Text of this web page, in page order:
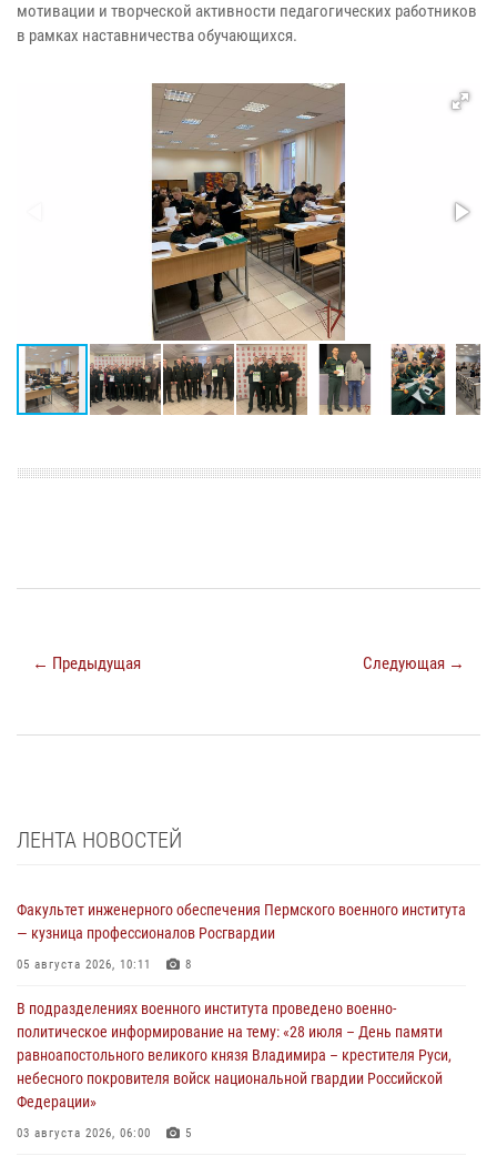
мотивации и творческой активности педагогических работников
в рамках наставничества обучающихся.
← Предыдущая Следующая →
ЛЕНТА НОВОСТЕЙ
Факультет инженерного обеспечения Пермского военного института
— кузница профессионалов Росгвардии
05 августа 2026, 10:11 8
В подразделениях военного института проведено военно-
политическое информирование на тему: «28 июля – День памяти
равноапостольного великого князя Владимира – крестителя Руси,
небесного покровителя войск национальной гвардии Российской
Федерации»
03 августа 2026, 06:00 5